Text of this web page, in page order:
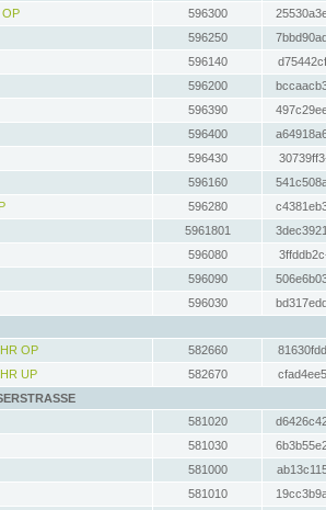
OP
596300
596250
596140
596200
596390
596400
596430
596160
596280
5961801
596080
596090
596030
OP
582660
UP
582670
581020
581030
581000
581010